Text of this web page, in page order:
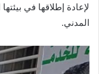
لإعادة إطلاقها في
المدني.